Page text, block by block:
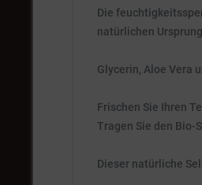
Die
natürlichen
Glycerin, Aloe Vera
Frischen Sie Ihren
Tragen Sie den Bio-
Dieser natürliche